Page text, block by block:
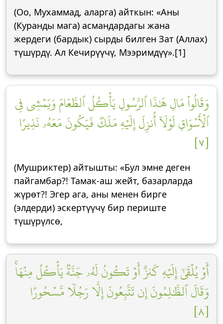
(Оо, Мухаммад, аларга) айткын: «Аны
(Куранды мага) асмандардагы жана
жердеги (бардык) сырды билген Зат (Аллах)
түшүрдү. Ал Кечирүүчү, Мээримдүү».[1]
وَقَالُواْ مَالِ هَٰذَا ٱلرَّسُولِ يَأۡكُلُ ٱلطَّعَامَ وَيَمۡشِي فِي
ٱلۡأَسۡوَاقِ لَوۡلَآ أُنزِلَ إِلَيۡهِ مَلَكٞ فَيَكُونَ مَعَهُۥ نَذِيرًا
[٧]
(Мушриктер) айтышты: «Бул эмне деген
пайгамбар?! Тамак-аш жейт, базарларда
жүрөт?! Эгер ага, аны менен бирге
(элдерди) эскертүүчү бир периште
түшүрүлсө,
أَوۡ يُلۡقَىٰٓ إِلَيۡهِ كَنزٌ أَوۡ تَكُونُ لَهُۥ جَنَّةٞ يَأۡكُلُ مِنۡهَاۚ
وَقَالَ ٱلظَّٰلِمُونَ إِن تَتَّبِعُونَ إِلَّا رَجُلٗا مَّسۡحُورًا
[٨]